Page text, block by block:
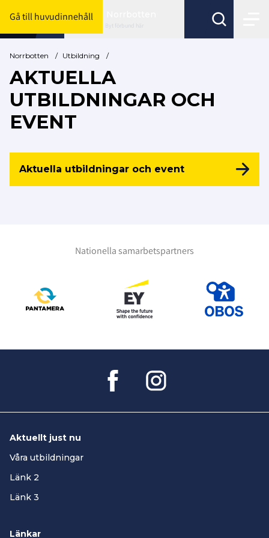
Gå till huvudinnehåll
Byt förbund här
Norrbotten / Utbildning /
AKTUELLA
UTBILDNINGAR OCH
EVENT
Aktuella utbildningar och event
Nationella samarbetspartners
Aktuellt just nu
Våra utbildningar
Länk 2
Länk 3
Länkar